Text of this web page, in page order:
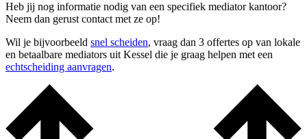
Heb jij nog informatie nodig van een specifiek mediator kantoor?
Neem dan gerust contact met ze op!
Wil je bijvoorbeeld snel scheiden, vraag dan 3 offertes op van lokale
en betaalbare mediators uit Kessel die je graag helpen met een
echtscheiding aanvragen.